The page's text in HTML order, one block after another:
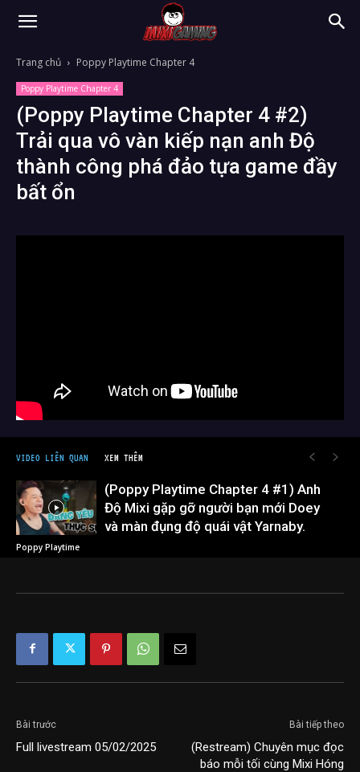
Trang chủ Poppy Playtime Chapter 4
Poppy Playtime Chapter 4
(Poppy Playtime Chapter 4 #2)
Trải qua vô vàn kiếp nạn anh Độ
thành công phá đảo tựa game đầy
bất ổn
VIDEO LIÊN QUAN XEM THÊM
Poppy Playtime
(Poppy Playtime Chapter 4 #1) Anh
Độ Mixi gặp gỡ người bạn mới Doey
và màn đụng độ quái vật Yarnaby.
Bài trước
Full livestream 05/02/2025
Bài tiếp theo
(Restream) Chuyên mục đọc
báo mỗi tối cùng Mixi Hóng